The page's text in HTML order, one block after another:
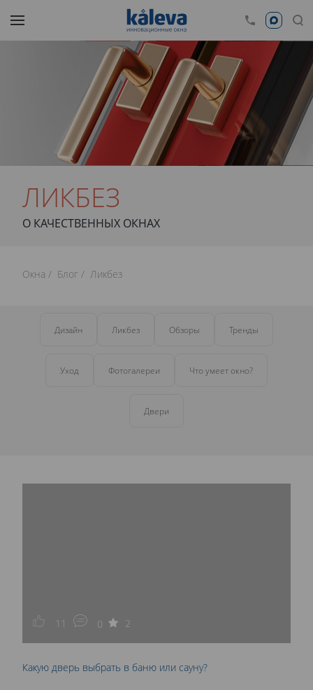
ЛИКБЕЗ
О КАЧЕСТВЕННЫХ ОКНАХ
Окна Блог Ликбез
Дизайн Ликбез Обзоры Тренды
Уход Фотогалереи Что умеет окно?
Двери
11 0 2
Какую дверь выбрать в баню или сауну?